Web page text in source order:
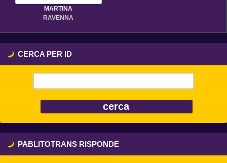
MARTINA
RAVENNA
CERCA PER ID
PABLITOTRANS RISPONDE